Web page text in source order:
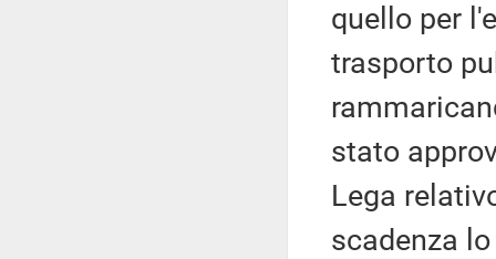
quello per
trasporto
stato
Lega
scadenza